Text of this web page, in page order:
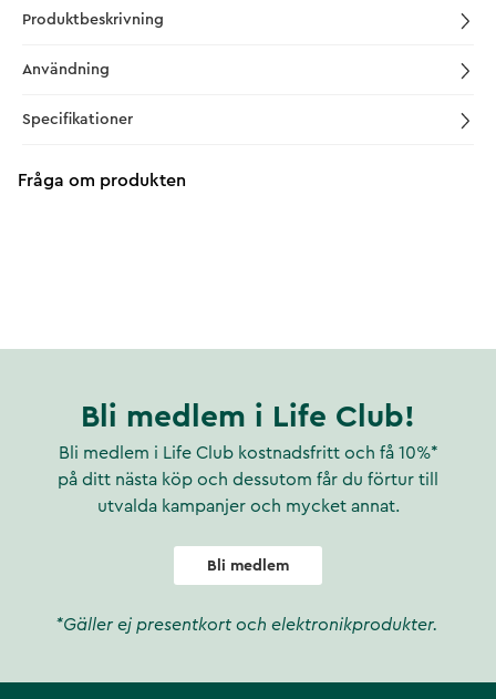
Produktbeskrivning
Användning
Specifikationer
Fråga om produkten
Bli medlem i Life Club!
Bli medlem i Life Club kostnadsfritt och få 10%*
på ditt nästa köp och dessutom får du förtur till
utvalda kampanjer och mycket annat.
Bli medlem
*Gäller ej presentkort och elektronikprodukter.